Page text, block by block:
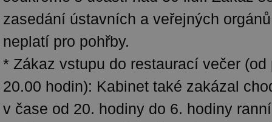
zasedání ústavních a veřejných
neplatí pro pohřby.
* Zákaz vstupu do restaurací večer (od
20.00 hodin): Kabinet také zakázal
v čase od 20. hodiny do 6. hodiny